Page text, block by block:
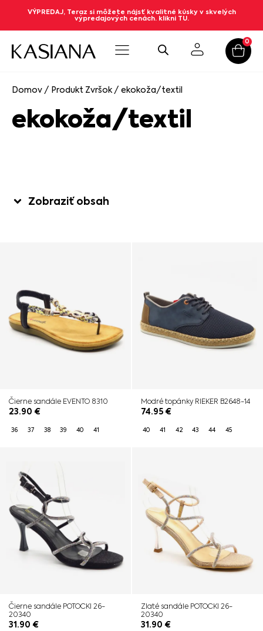
VÝPREDAJ, Teraz si môžete nájsť kvalitné kúsky v skvelých
výpredajových cenách. klikni TU.
0
Domov / Produkt Zvršok / ekokoža/textil
ekokoža/textil
Zobraziť obsah
Čierne sandále EVENTO 8310
23.90 €
36 37 38 39 40 41
Modré topánky RIEKER B2648-14
74.95€
40 41 42 43 44 45
Čierne sandále POTOCKI 26-
20340
31.90 €
Zlaté sandále POTOCKI 26-
20340
31.90 €